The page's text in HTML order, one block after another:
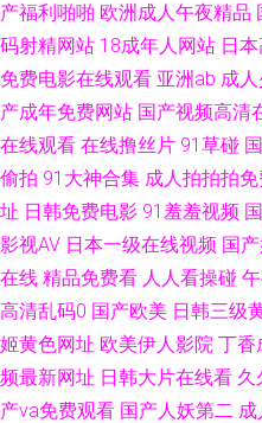
幕大久久 99视频在线你懂得 亚洲97
欧美日韩一本黄 91在线狼友 色网五
利姬0喷水 91传禖 美女性生活网站
91 午夜剧场嫩草分钟 丰满少妇一区
播放 91久久婷婷国产麻 欧美日韩国
线一区 狼友内射P 91婷婷色 日韩另
产福利啪啪 欧洲成人午夜精品
码射精网站 18成年人网站 日
免费电影在线观看 亚洲ab 成
产成年免费网站 国产视频高清
在线观看 在线撸丝片 91草碰
偷拍 91大神合集 成人拍拍拍
址 日韩免费电影 91羞羞视频
影视AV 日本一级在线视频 国
在线 精品免费看 人人看操碰
高清乱码0 国产欧美 日韩三级
姬黄色网址 欧美伊人影院 丁香
频最新网址 日韩大片在线看 久
产va免费观看 国产人妖第二 成